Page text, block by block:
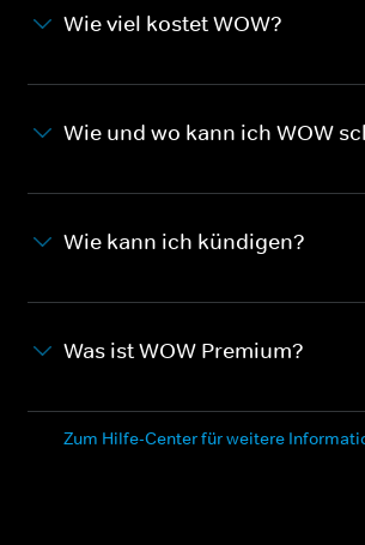
Wie viel kostet WOW?
Wie und wo kann ich WOW
Wie kann ich kündigen?
Was ist WOW Premium?
Zum Hilfe-Center für weitere